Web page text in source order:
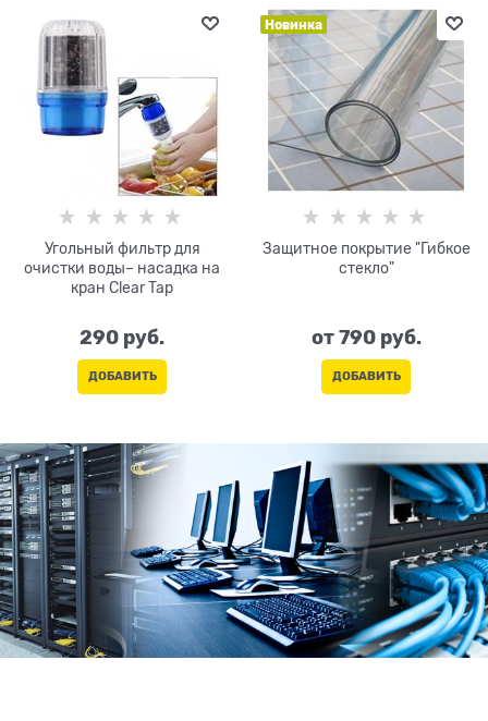
Угольный фильтр для
очистки воды– насадка на
кран Clear Tap
290 руб.
ДОБАВИТЬ
Новинка
Защитное покрытие "Гибкое
стекло"
от790 руб.
ДОБАВИТЬ